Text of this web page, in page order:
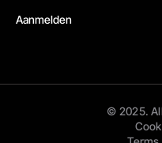
Aanmelden
© 2025.